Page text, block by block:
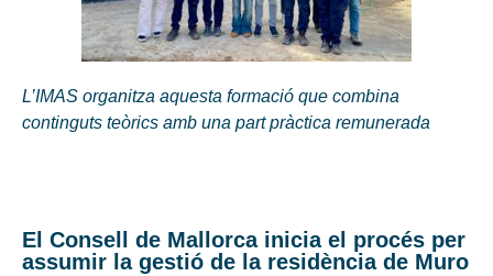
L’IMAS organitza aquesta formació que combina
continguts teòrics amb una part pràctica remunerada
El Consell de Mallorca inicia el procés per
assumir la gestió de la residència de Muro